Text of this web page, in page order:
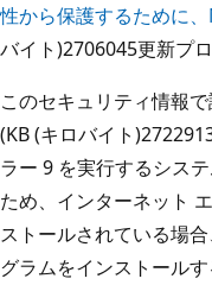
性から保護するために
バイト)2706045更新プ
このセキュリティ情報
(KB (キロバイト
ラー 9 を実行するシス
ため、インターネット
ストールされている場
グラムをインストールす